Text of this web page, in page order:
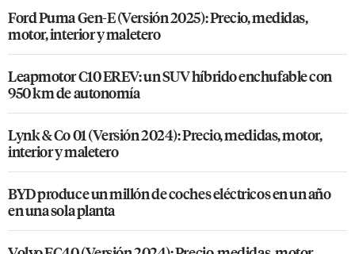
Ford Puma Gen-E (Versión 2025): Precio, medidas,
motor, interior y maletero
Leapmotor C10 EREV: un SUV híbrido enchufable con
950 km de autonomía
Lynk & Co 01 (Versión 2024): Precio, medidas, motor,
interior y maletero
BYD produce un millón de coches eléctricos en un año
en una sola planta